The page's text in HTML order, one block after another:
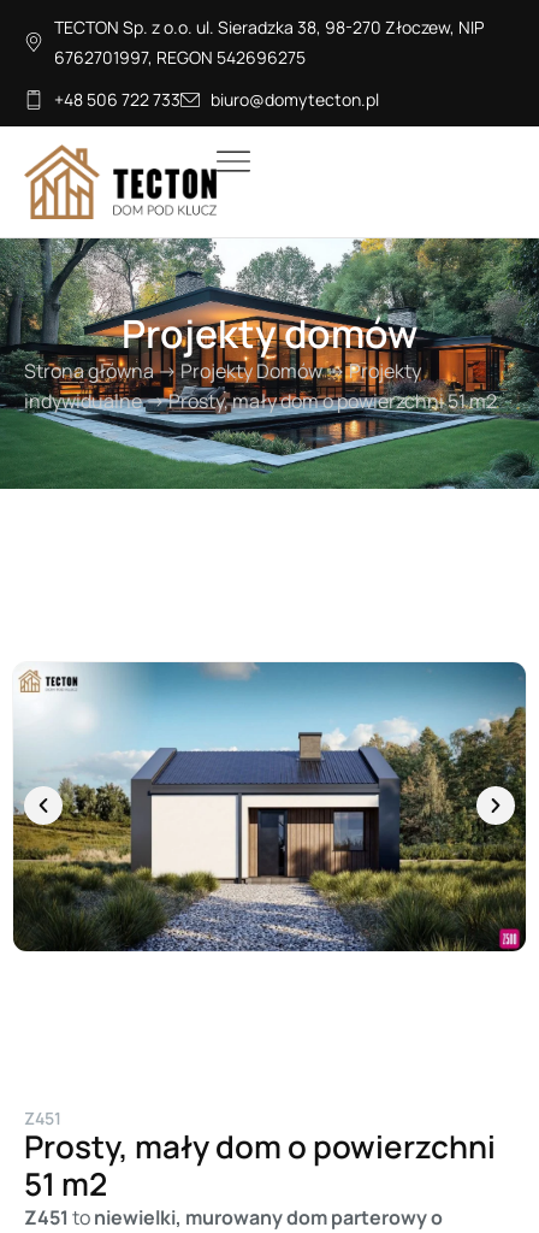
TECTON Sp. z o.o. ul. Sieradzka 38, 98-270 Złoczew, NIP
6762701997, REGON 542696275
+48 506 722 733
biuro@domytecton.pl
Projekty domów
Strona główna→Projekty Domów→Projekty
indywidualne→Prosty, mały dom o powierzchni 51 m2
Z451
Prosty, mały dom o powierzchni
51 m2
Z451 toniewielki, murowany dom parterowy o